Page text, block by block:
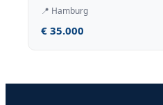
📍 Hamburg
€ 35.000